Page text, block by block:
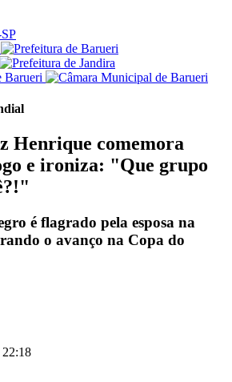
Henrique comemora
e ironiza: "Que grupo
é flagrado pela esposa na
o avanço na Copa do
22:18